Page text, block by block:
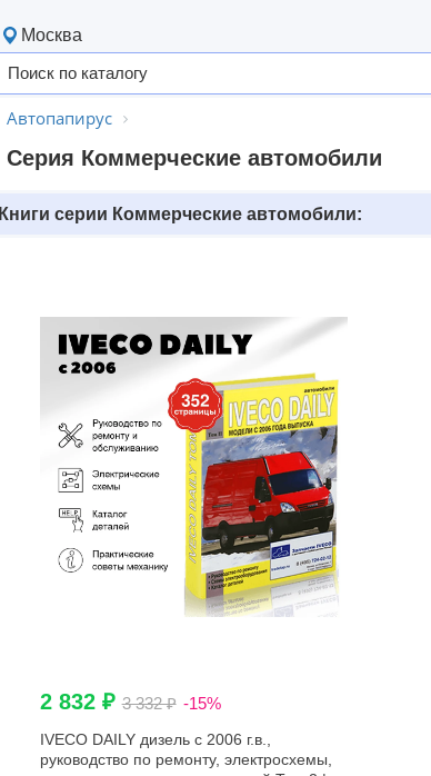
Москва
Автопапирус
Серия Коммерческие автомобили
Книги серии Коммерческие автомобили:
2 832 ₽3 332 ₽ -15%
IVECO DAILY дизель с 2006 г.в.,
руководство по ремонту, электросхемы,